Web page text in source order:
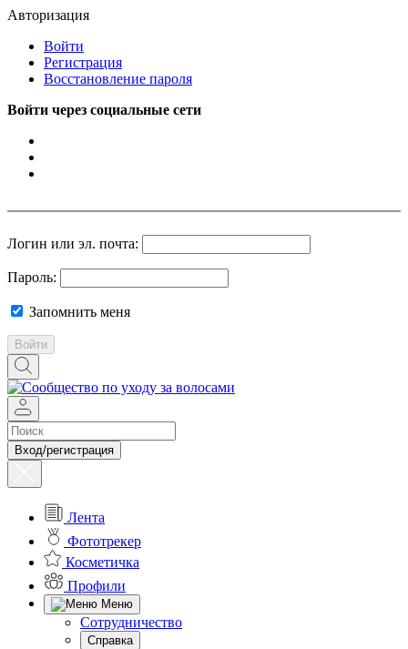
Авторизация
Войти
Регистрация
Восстановление пароля
Войти через социальные сети
Логин или эл. почта:
Пароль:
Запомнить меня
Войти
Вход/регистрация
Лента
Фототрекер
Косметичка
Профили
Меню
Сотрудничество
Справка